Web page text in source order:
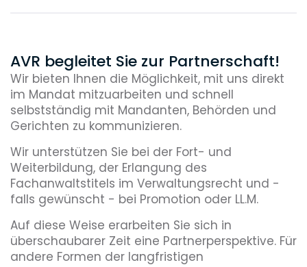
AVR begleitet Sie zur Partnerschaft!
Wir bieten Ihnen die Möglichkeit, mit uns direkt
im Mandat mitzuarbeiten und schnell
selbstständig mit Mandanten, Behörden und
Gerichten zu kommunizieren.
Wir unterstützen Sie bei der Fort- und
Weiterbildung, der Erlangung des
Fachanwaltstitels im Verwaltungsrecht und -
falls gewünscht - bei Promotion oder LL.M.
Auf diese Weise erarbeiten Sie sich in
überschaubarer Zeit eine Partnerperspektive. Für
andere Formen der langfristigen